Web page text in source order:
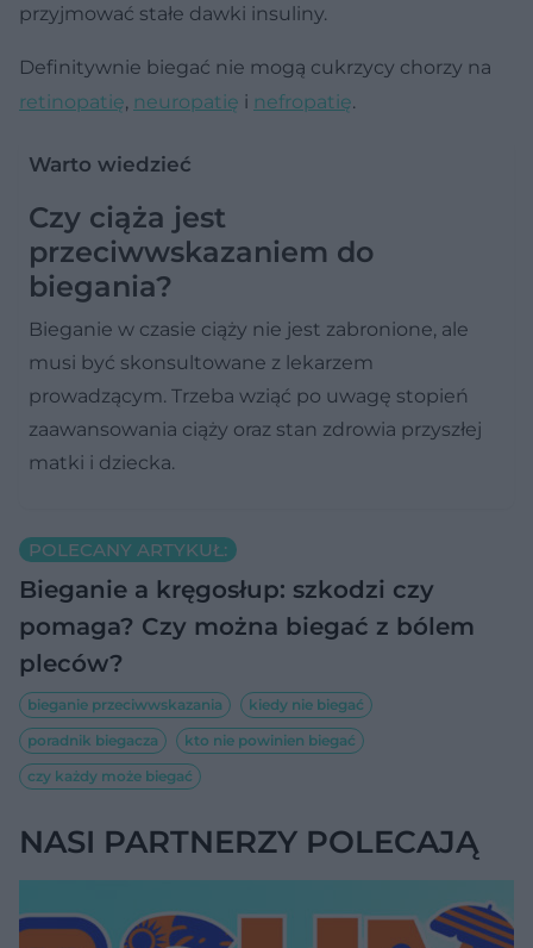
przyjmować stałe dawki insuliny.
Definitywnie biegać nie mogą cukrzycy chorzy na
retinopatię, neuropatię i nefropatię.
Warto wiedzieć
Czy ciąża jest
przeciwwskazaniem do
biegania?
Bieganie w czasie ciąży nie jest zabronione, ale
musi być skonsultowane z lekarzem
prowadzącym. Trzeba wziąć po uwagę stopień
zaawansowania ciąży oraz stan zdrowia przyszłej
matki i dziecka.
POLECANY ARTYKUŁ:
Bieganie a kręgosłup: szkodzi czy
pomaga? Czy można biegać z bólem
pleców?
bieganie przeciwwskazania
kiedy nie biegać
poradnik biegacza
kto nie powinien biegać
czy każdy może biegać
NASI PARTNERZY POLECAJĄ